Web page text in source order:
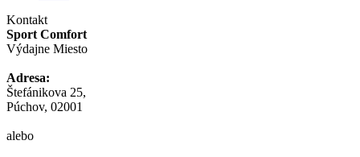
Kontakt
Sport Comfort
Výdajne Miesto
Adresa:
Štefánikova 25,
Púchov, 02001
alebo